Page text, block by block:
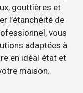
gouttières et
l’étanchéité de
vous
adaptées à
en idéal état et
maison.